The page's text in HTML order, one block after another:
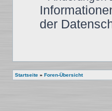
der
Startseite » Foren-Übersicht